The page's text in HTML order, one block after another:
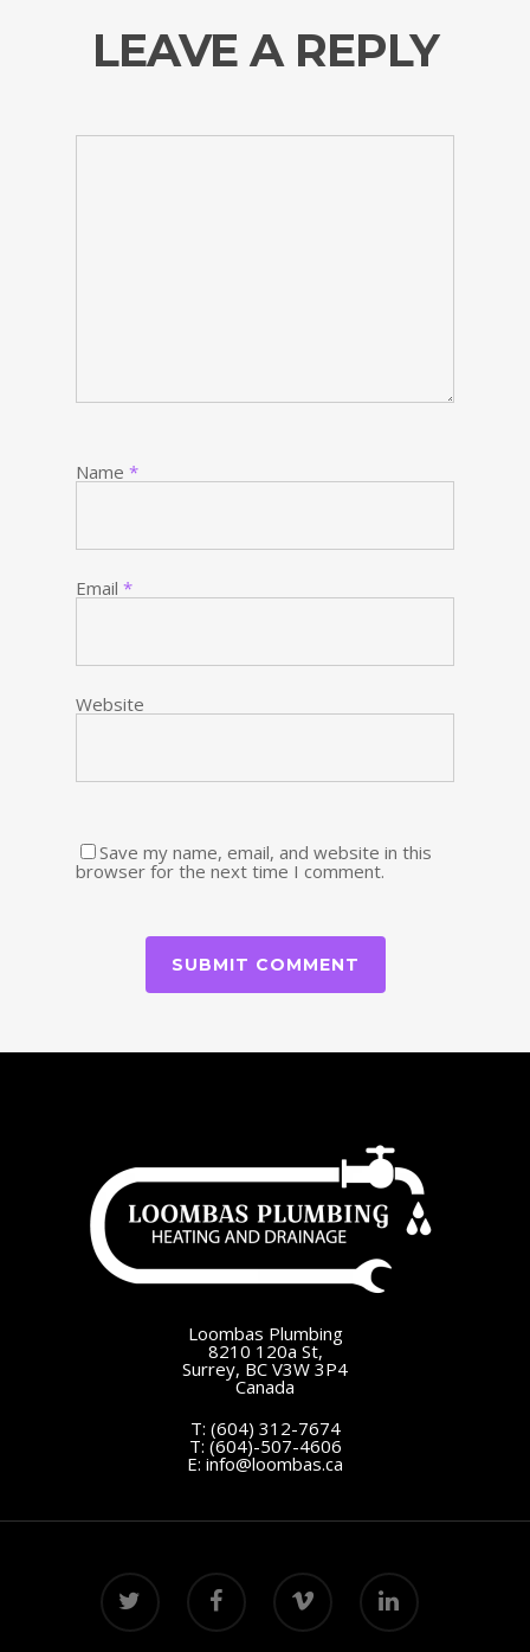
LEAVE A REPLY
Name *
Email *
Website
Save my name, email, and website in this
browser for the next time I comment.
Loombas Plumbing
8210 120a St,
Surrey, BC V3W 3P4
Canada
T: (604) 312-7674
T: (604)-507-4606
E: info@loombas.ca